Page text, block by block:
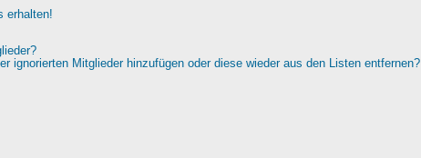
erhalten!
ignorierten Mitglieder hinzufügen oder diese wieder aus den Listen entfernen?